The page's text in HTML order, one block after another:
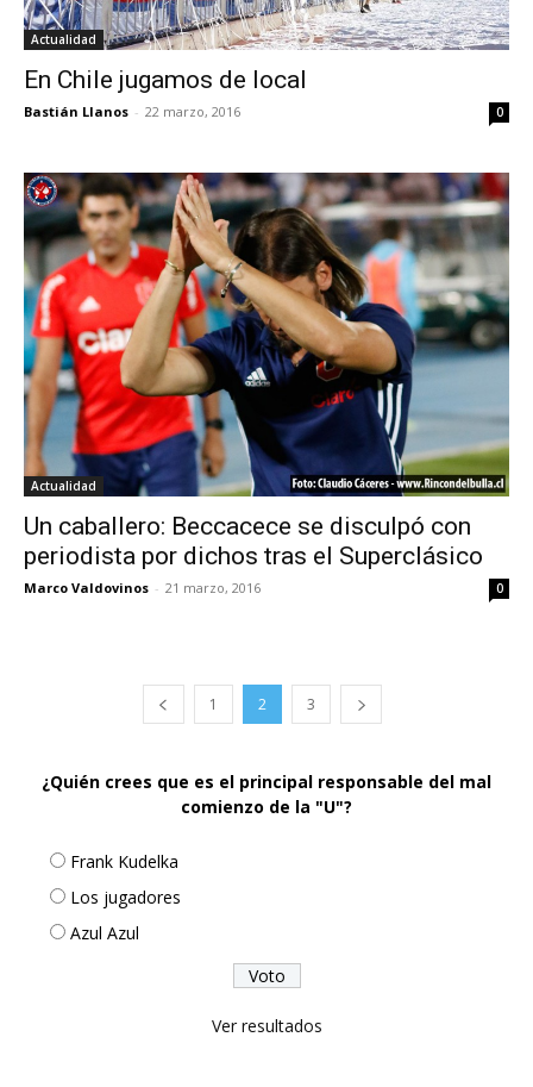
Actualidad
En Chile jugamos de local
Bastián Llanos - 22 marzo, 2016 0
Actualidad
Un caballero: Beccacece se disculpó con
periodista por dichos tras el Superclásico
Marco Valdovinos - 21 marzo, 2016 0
1 2 3
¿Quién crees que es el principal responsable del mal
comienzo de la "U"?
Frank Kudelka
Los jugadores
Azul Azul
Ver resultados